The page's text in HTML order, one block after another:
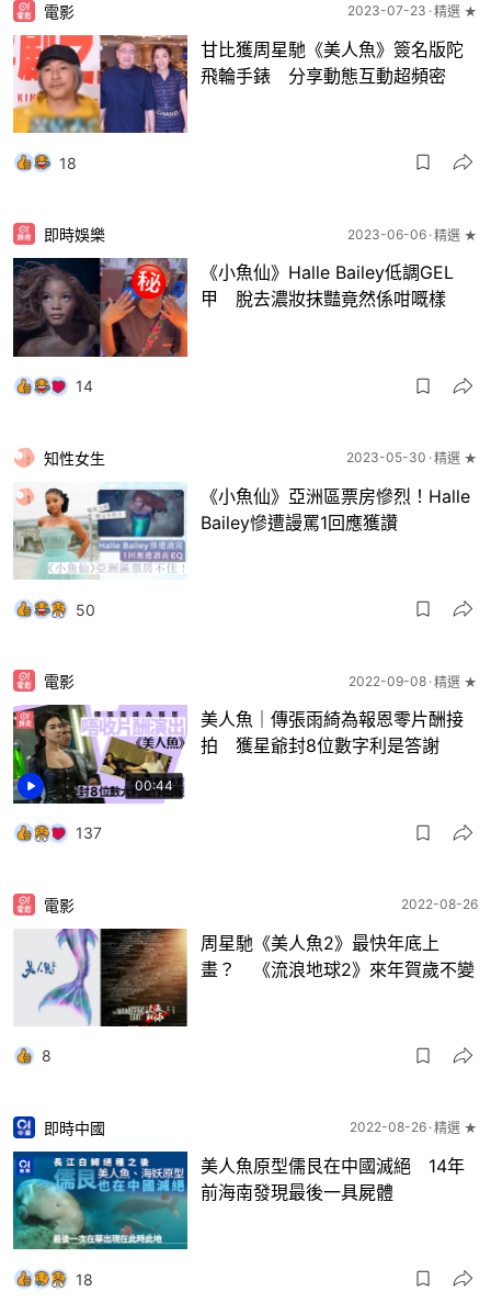
電影 2023-07-23 精選 ★
甘比獲周星馳《美人魚》簽名版陀
飛輪手錶 分享動態互動超頻密
18
即時娛樂 2023-06-06 精選 ★
《小魚仙》Halle Bailey低調GEL
甲 脫去濃妝抹豔竟然係咁嘅樣
14
知性女生 2023-05-30 精選 ★
《小魚仙》亞洲區票房慘烈！Halle
Bailey慘遭謾罵1回應獲讚
50
00:44
電影 2022-09-08 精選 ★
美人魚｜傳張雨綺為報恩零片酬接
拍 獲星爺封8位數字利是答謝
137
電影 2022-08-26
周星馳《美人魚2》最快年底上
畫？ 《流浪地球2》來年賀歲不變
8
即時中國 2022-08-26 精選 ★
美人魚原型儒艮在中國滅絕 14年
前海南發現最後一具屍體
18